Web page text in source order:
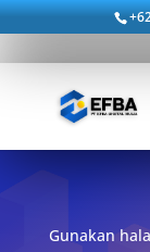
Gunakan